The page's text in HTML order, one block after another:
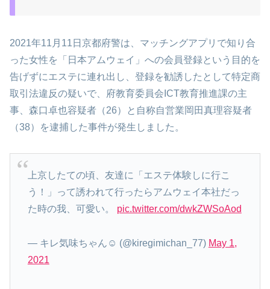
2021年11月11日京都府警は、マッチングアプリで知り合
った女性を「日本アムウェイ」への会員登録という目的を
告げずにエステに連れ出し、登録を勧誘したとして特定商
取引法違反の疑いで、府教育委員会ICT教育推進課の主
事、森口卓也容疑者（26）と自称自営業岡田真理容疑者
（38）を逮捕した事件が発生しました。
上京したての頃、友達に「エステ体験しに行こ
う！」って誘われて行ったらアムウェイ本社だっ
た時の我、可愛い。 pic.twitter.com/dwkZWSoAod
— キレ気味ちゃん☺️ (@kiregimichan_77) May 1,
2021